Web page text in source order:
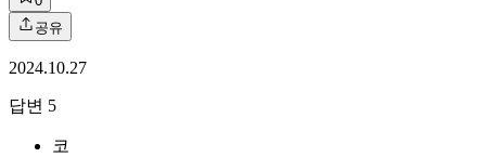
공유
2024.10.27
답변 5
코